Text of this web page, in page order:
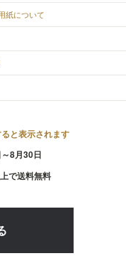
紙について
と表示されます
8月30日
で送料無料